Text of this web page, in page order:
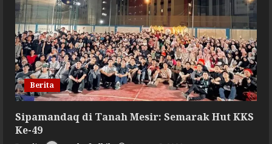
Berita
Sipamandaq di Tanah Mesir: Semarak Hut KKS
Ke-49